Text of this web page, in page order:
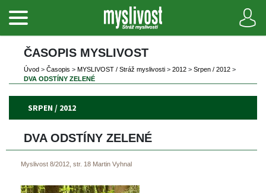
ČASOPIS MYSLIVOST
Úvod > Časopi > MYSLIVOST / Stráž myslivosti > 2012 > Srpen / 2012 >
DVA ODSTÍNY ZELENÉ
SRPEN / 2012
DVA ODSTÍNY ZELENÉ
Myslivost 8/2012, str. 18 Martin Vyhnal